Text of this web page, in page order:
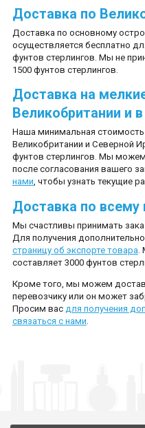
КАК ЗАКАЗАТЬ ТОВАР
МОЙ АККАУНТ
Доставка по
Доставка по основному
осуществляется бесплатно
фунтов стерлингов. Мы не
1500 фунтов стерлингов.
Доставка на
Великобритании и
Наша минимальная стоимость
Великобритании и Северной
фунтов стерлингов. Мы
после согласования вашего
нами, чтобы узнать текущие
Доставка по всему
Мы счастливы принимать
Для получения
страницу об экспорте товара
составляет 3000 фунтов
Кроме того, мы можем
перевозчику или он может
Просим вас для получения
связаться с нами